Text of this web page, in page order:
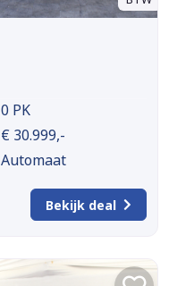
0 PK
€ 30.999,-
Automaat
Bekijk deal